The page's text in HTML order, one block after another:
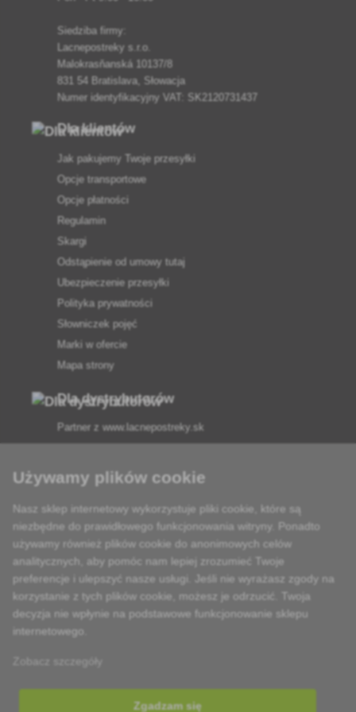
Siedziba firmy:
Lacnepostreky s.r.o.
Malokrasňanská 10137/8
831 54 Bratislava, Słowacja
Numer identyfikacyjny VAT: SK2120731437
Dla klientów
Jak pakujemy Twoje przesyłki
Opcje transportowe
Opcje płatności
Regulamin
Skargi
Odstąpienie od umowy tutaj
Ubezpieczenie przesyłki
Polityka prywatności
Słowniczek pojęć
Marki w ofercie
Mapa strony
Dla dystrybutorów
Partner z www.lacnepostreky.sk
Zawsze służymy fachową poradą
Używamy plików cookie
Nasz sklep internetowy wykorzystuje pliki cookie, które są
niezbędne do prawidłowego funkcjonowania witryny. Ponadto
używamy również plików cookie do anonimowych celów
analitycznych, aby pomóc nam lepiej zrozumieć Twoje
preferencje i ulepszyć nasze usługi. Jeśli nie wyrażasz zgody na
korzystanie z tych plików cookie, możesz je odrzucić. Twoja
decyzja nie wpłynie na podstawowe funkcjonowanie sklepu
internetowego.
Zobacz szczegóły
Zgadzam się